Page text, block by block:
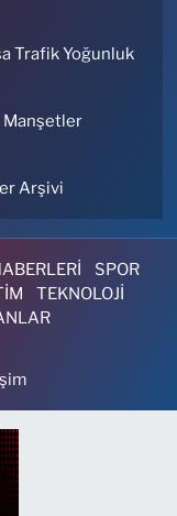
Trafik Yoğunluk
Manşetler
Arşivi
SPOR
TEKNOLOJİ